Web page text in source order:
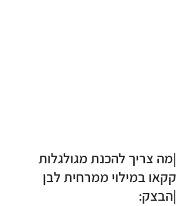
|מה צריך להכנת מגולגלות
קקאו במילוי ממרחית לבן
|הבצק: